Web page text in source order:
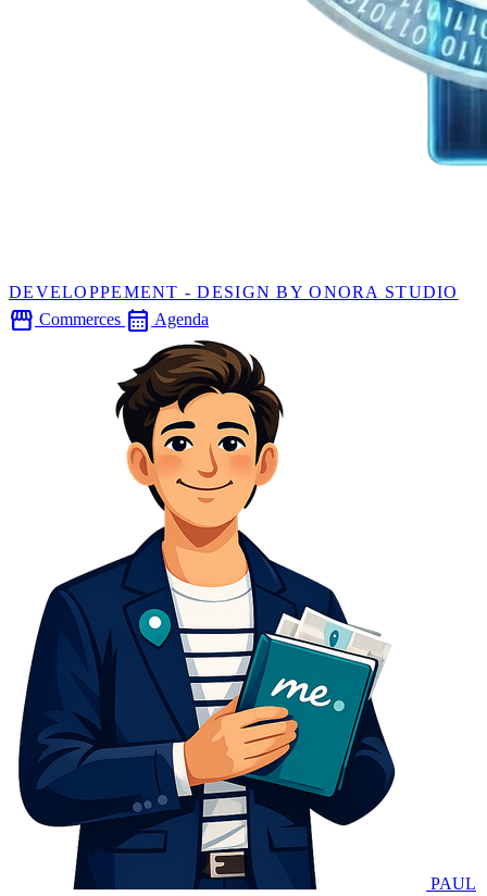
DEVELOPPEMENT - DESIGN BYONORA STUDIO
storefront Commerces calendar_month Agenda
PAUL